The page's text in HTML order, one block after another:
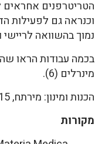
הטריטרפנים
וכנראה גם לפעילות
נמוך בהשוואה
בכמה עבודות הראו
מינרלים (6).
הכנות ומינון: מירתח, 9-15 ג' ליום.
מקורות